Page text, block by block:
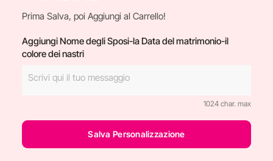
Prima Salva, poi Aggiungi al Carrello!
Aggiungi Nome degli Sposi-la Data del matrimonio-il
colore dei nastri
1024 char. max
Salva Personalizzazione